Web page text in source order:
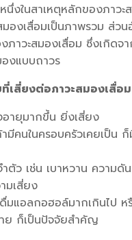
นึ่งในสาเหตุหลักของภาวะ
องเสื่อมเป็นภาพรวม ส่วน
ภาวะสมองเสื่อม ซึ่งเกิดจ
งแบบถาวร
เสี่ยงต่อภาวะสมองเสื่อ
ายุมากขึ้น ยิ่งเสี่ยง
มีคนในครอบครัวเคยเป็น
ำตัว เช่น เบาหวาน ความดั
มเสี่ยง
มแอลกอฮอล์มากเกินไป ห
ย ก็เป็นปัจจัยสำคัญ